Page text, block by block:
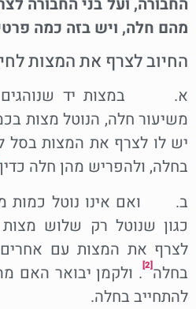
מהם חלה, ויש בזה כמה
החיוב לצרף את המצות
א. במצות יד שנוהגים
משיעור חלה, הנוטל מצות
יש לו לצרף את המצות בסל
בחלה, ולהפריש מהן חלה כדין
ב. ואם אינו נוטל כמות
כגון שנוטל רק שלוש מצות
לצרף את המצות עם
בחלה[2]
. ולקמן יבואר האם
להתחייב בחלה.